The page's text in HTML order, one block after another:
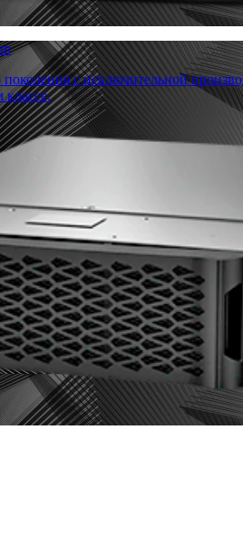
с исключительной
классе.